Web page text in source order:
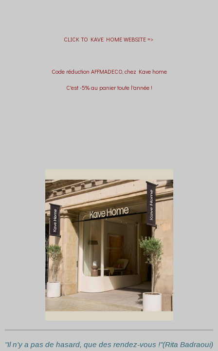
CLICK TO KAVE HOME WEBSITE =>
Code réduction AFFMADECO, chez Kave home
C'est -5% au panier toute l'année !
"Il n'y a pas de hasard, que des rendez-vous !"(Rita Badraoui)